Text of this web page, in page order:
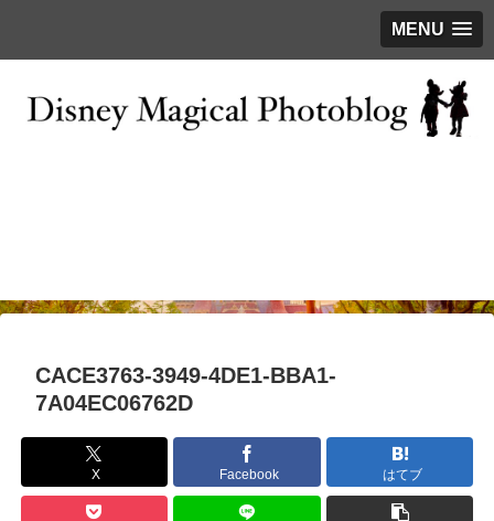
MENU
CACE3763-3949-4DE1-BBA1-
7A04EC06762D
X Facebook はてブ